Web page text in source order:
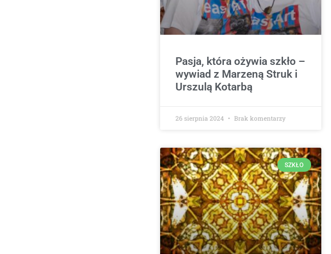
Pasja, która ożywia szkło –
wywiad z Marzeną Struk i
Urszulą Kotarbą
26 sierpnia 2024 Brak komentarzy
SZKŁO